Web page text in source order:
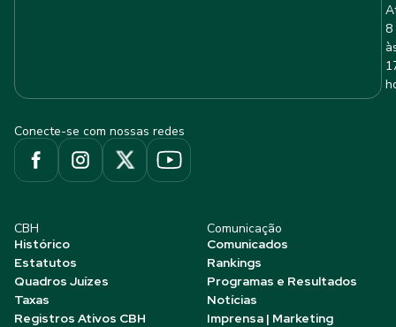
8
Conecte-se com nossas redes
CBH
Histórico
Estatutos
Quadros Juízes
Taxas
Registros Ativos CBH
Comunicação
Comunicados
Rankings
Programas e Resultados
Notícias
Imprensa | Marketing